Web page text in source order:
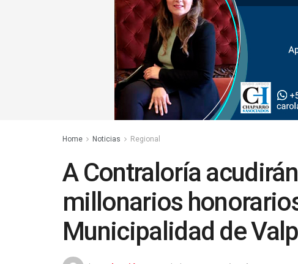
Home Noticias Regional
A Contraloría
millonarios
Municipalidad de